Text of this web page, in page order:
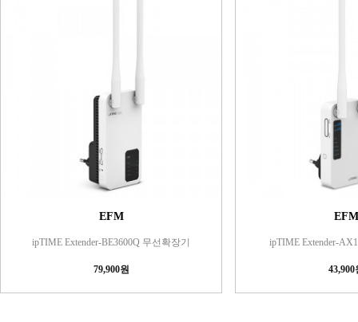
EFM
ipTIME Extender-BE3600Q 무선확장기
79,900원
EFM
ipTIME Extender-
43,900